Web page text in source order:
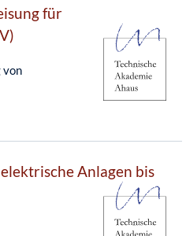
für
von
Anlagen bis